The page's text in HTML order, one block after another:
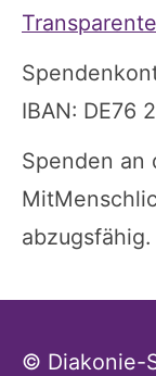
IBAN: DE76
Spenden an
abzugsfähig.
© Diakonie-